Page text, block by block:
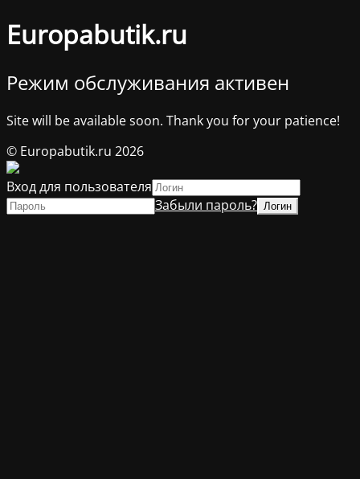
Europabutik.ru
Режим обслуживания активен
Site will be available soon. Thank you for your patience!
© Europabutik.ru 2026
Вход для пользователя
Забыли пароль?